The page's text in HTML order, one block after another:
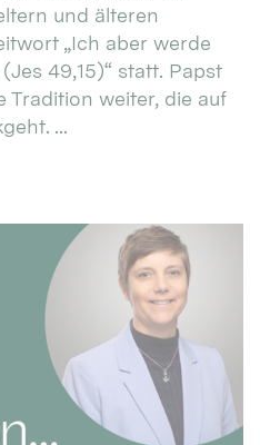
und älteren
„Ich aber werde
49,15)“ statt. Papst
Tradition weiter, die auf
...